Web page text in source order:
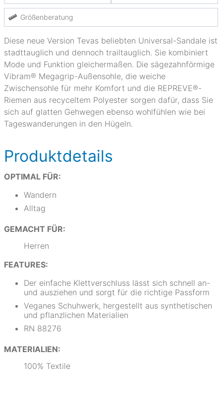
Größenberatung
Diese neue Version Tevas beliebten Universal-Sandale ist
stadttauglich und dennoch trailtauglich. Sie kombiniert
Mode und Funktion gleichermaßen. Die sägezahnförmige
Vibram® Megagrip-Außensohle, die weiche
Zwischensohle für mehr Komfort und die REPREVE®-
Riemen aus recyceltem Polyester sorgen dafür, dass Sie
sich auf glatten Gehwegen ebenso wohlfühlen wie bei
Tageswanderungen in den Hügeln.
Produktdetails
OPTIMAL FÜR:
Wandern
Alltag
GEMACHT FÜR:
Herren
FEATURES:
Der einfache Klettverschluss lässt sich schnell an-
und ausziehen und sorgt für die richtige Passform
Veganes Schuhwerk, hergestellt aus synthetischen
und pflanzlichen Materialien
RN 88276
MATERIALIEN:
100% Textile